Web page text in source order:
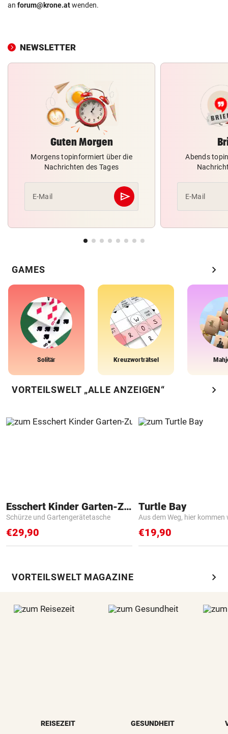
an forum@krone.atwenden.
NEWSLETTER
Guten Morgen
Morgens topinformiert über die
Nachrichten des Tages
E-Mail send
Abschicken
Abends
E-Mail
GAMES chevron_right
Solitär Kreuzworträtsel
VORTEILSWELT „ALLE ANZEIGEN“ chevron_right
Esschert Kinder Garten-Zubehör
Schürze und Gartengerätetasche
€29,90
Turtle Bay
Aus dem Weg, hier kommen
€19,90
VORTEILSWELT MAGAZINE chevron_right
REISEZEIT GESUNDHEIT